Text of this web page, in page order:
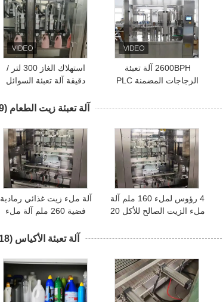
استهلاك الغاز 300 لتر /
دقيقة آلة تعبئة السوائل
وتغطية السائلة
2600BPH آلة تعبئة
الزجاجات المضمنة PLC
آلة تعبئة زيت الطعام (9)
آلة ملء زيت غذائي رمادية
فضية 260 ملم آلة ملء
4 رؤوس لملء 160 ملم آلة
ملء الزيت الصالح للأكل 20
آلة تعبئة الأكياس (18)